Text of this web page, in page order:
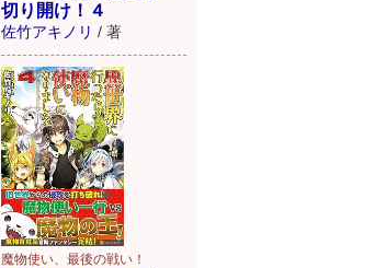
切り開け！４
佐竹アキノリ / 著
魔物使い、最後の戦い！